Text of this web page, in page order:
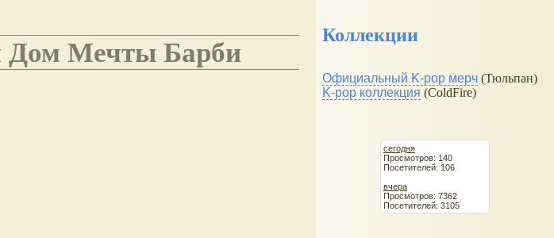
Дом Мечты Барби
Коллекции
Официальный K-pop мерч (Тюльпан)
K-pop коллекция (ColdFire)
сегодня
Просмотров: 140
Посетителей: 106
вчера
Просмотров: 7362
Посетителей: 3105